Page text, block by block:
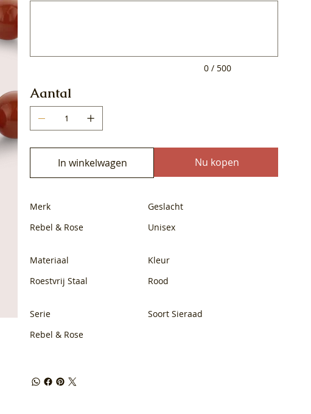
0 / 500
Aantal
In winkelwagen Nu kopen
Merk
Rebel & Rose
Geslacht
Unisex
Materiaal
Roestvrij Staal
Kleur
Rood
Serie
Rebel & Rose
Soort Sieraad